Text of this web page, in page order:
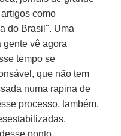
como
do Brasil". Uma
gente vê agora
tempo se
que não tem
numa rapina de
processo, também.
ponto.